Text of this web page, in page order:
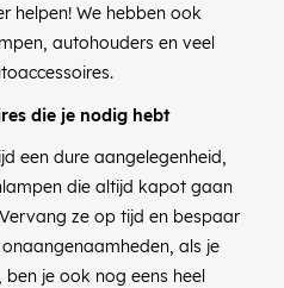
helpen! We hebben ook
autohouders en veel
die je nodig hebt
een dure aangelegenheid,
die altijd kapot gaan
ze op tijd en bespaar
als je
je ook nog eens heel